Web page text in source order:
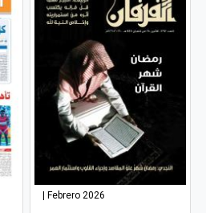
| Febrero 2026